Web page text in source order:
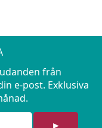
chili
från
e-post. Exklusiva
►